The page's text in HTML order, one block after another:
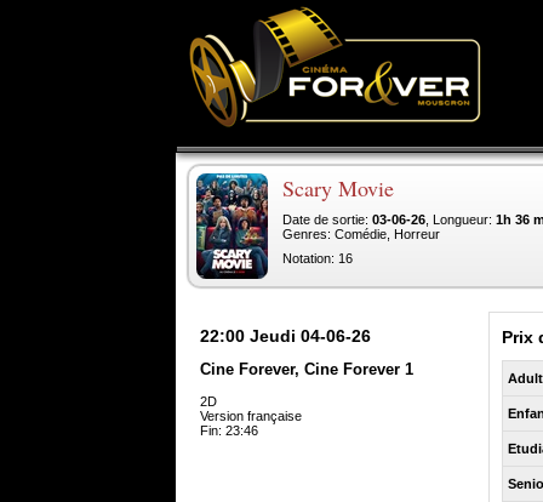
Scary Movie
Date de sortie: 03-06-26 , Longueur: 1h 36
Genres: Comédie, Horreur
Notation: 16
22:00 Jeudi 04-06-26
Cine Forever, Cine Forever 1
2D
Version française
Fin: 23:46
Prix